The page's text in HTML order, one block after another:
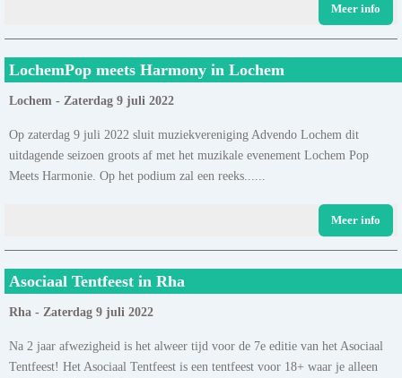
Meer info
LochemPop meets Harmony in Lochem
Lochem - Zaterdag 9 juli 2022
Op zaterdag 9 juli 2022 sluit muziekvereniging Advendo Lochem dit
uitdagende seizoen groots af met het muzikale evenement Lochem Pop
Meets Harmonie. Op het podium zal een reeks......
Meer info
Asociaal Tentfeest in Rha
Rha - Zaterdag 9 juli 2022
Na 2 jaar afwezigheid is het alweer tijd voor de 7e editie van het Asociaal
Tentfeest! Het Asociaal Tentfeest is een tentfeest voor 18+ waar je alleen